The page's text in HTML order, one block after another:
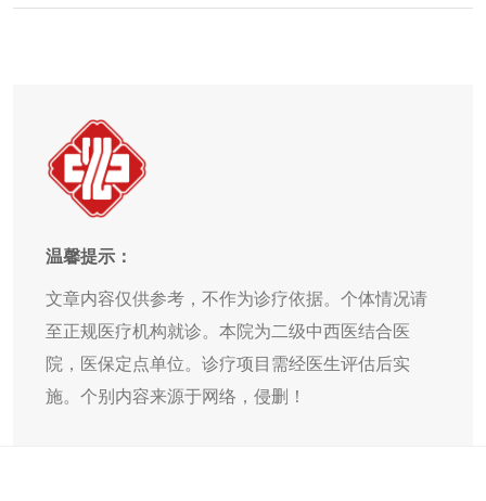
温馨提示：
文章内容仅供参考，不作为诊疗依据。个体情况请
至正规医疗机构就诊。本院为二级中西医结合医
院，医保定点单位。诊疗项目需经医生评估后实
施。个别内容来源于网络，侵删！